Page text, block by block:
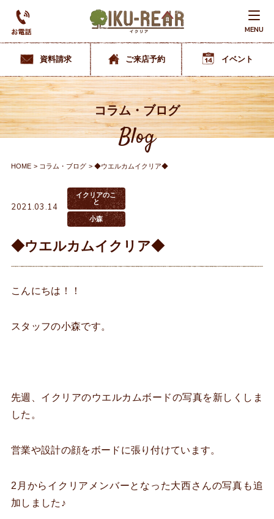
MENU
資料請求 ご来店予約 イベント
コラム・ブログ
Blog
HOME コラム・ブログ ◆ウエルカムイクリア◆
2021.03.14
イクリアのこ
と
小森
◆ウエルカムイクリア◆
こんにちは！！
スタッフの小森です。
先週、イクリアのウエルカムボードの写真を新しくしま
した。
営業や設計の顔をボードに張り付けています。
2月からイクリアメンバーとなった大西さんの写真も追
加しました♪